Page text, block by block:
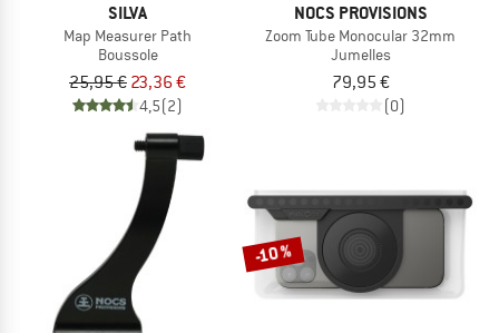
SILVA
Map Measurer Path
Boussole
25,95 € 23,36 €
4,5(2)
NOCS PROVISIONS
Zoom Tube Monocular 32mm
Jumelles
79,95 €
(0)
-10 %